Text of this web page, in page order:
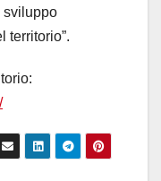
sviluppo
territorio”.